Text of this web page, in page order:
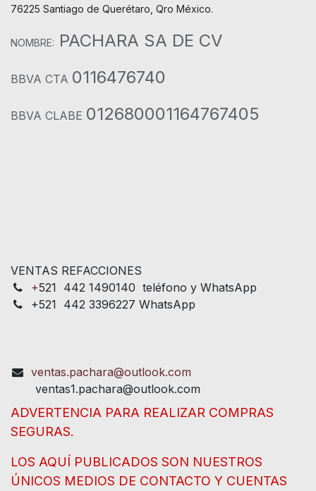
76225 Santiago de Querétaro, Qro México.
NOMBRE: PACHARA SA DE CV
BBVA CTA 0116476740
BBVA CLABE 012680001164767405
VENTAS REFACCIONES
+521 442 1490140 teléfono y WhatsApp
+521 442 3396227 WhatsApp
ventas.pachara@outlook.com
ventas1.pachara@outlook.com
ADVERTENCIA PARA REALIZAR COMPRAS
SEGURAS.
LOS AQUÍ PUBLICADOS SON NUESTROS
ÚNICOS MEDIOS DE CONTACTO Y CUENTAS